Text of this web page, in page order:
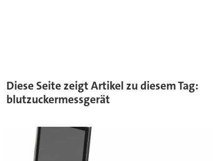
Diese Seite zeigt Artikel zu diesem Tag:
blutzuckermessgerät